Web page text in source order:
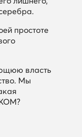
простоте
власть
Мы